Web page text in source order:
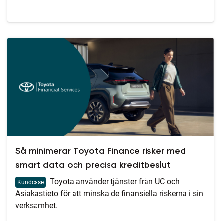
Så minimerar Toyota Finance risker med
smart data och precisa kreditbeslut
Kundcase
Toyota använder tjänster från UC och
Asiakastieto för att minska de finansiella riskerna i sin
verksamhet.